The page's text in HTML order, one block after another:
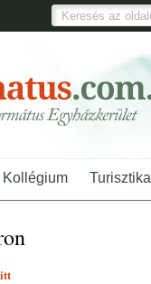
Kollégium Turisztika
itt